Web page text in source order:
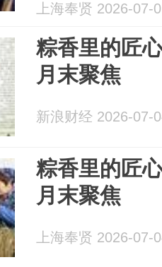
上海奉贤 2026-07-
粽香里的匠
月末聚焦
新浪财经 2026-07-
粽香里的匠
月末聚焦
上海奉贤 2026-07-